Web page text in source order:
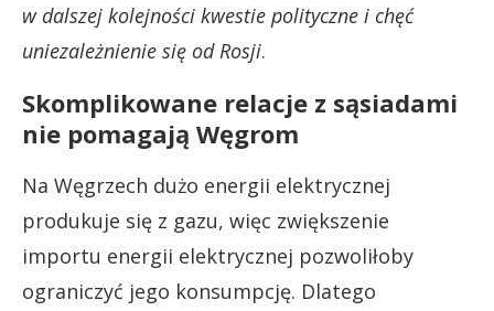
w dalszej kolejności kwestie polityczne i chęć
uniezależnienie się od Rosji.
Skomplikowane relacje z sąsiadami
nie pomagają Węgrom
Na Węgrzech dużo energii elektrycznej
produkuje się z gazu, więc zwiększenie
importu energii elektrycznej pozwoliłoby
ograniczyć jego konsumpcję. Dlatego